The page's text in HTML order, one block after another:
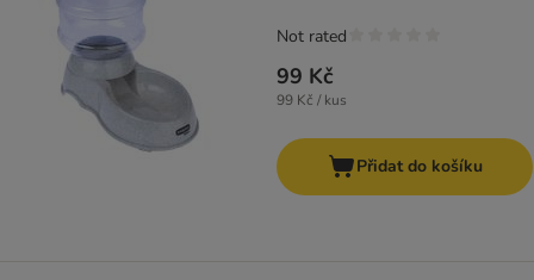
99 Kč
99 Kč / kus
Not rated
Přidat do košíku